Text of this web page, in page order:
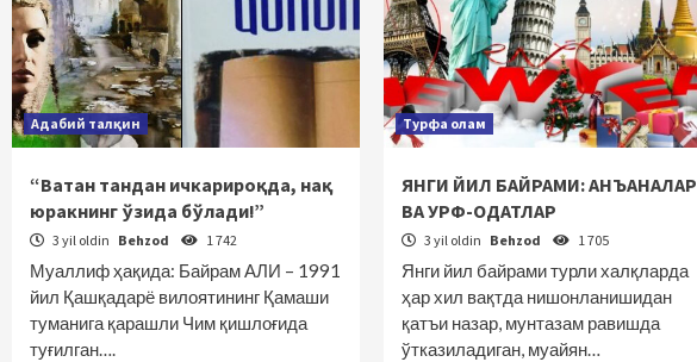
Адабий талқин
“Ватан тандан ичкарироқда, нақ
юракнинг ўзида бўлади!”
3 yil oldin Behzod 1 742
Муаллиф ҳақида: Байрам АЛИ – 1991
йил Қашқадарё вилоятининг Қамаши
туманига қарашли Чим қишлоғида
туғилган….
Турфа олам
ЯНГИ ЙИЛ БАЙРАМИ: АНЪАНАЛАР
ВА УРФ-ОДАТЛАР
3 yil oldin Behzod 1 705
Янги йил байрами турли халқларда
ҳар хил вақтда нишонланишидан
қатъи назар, мунтазам равишда
ўтказиладиган, муайян…